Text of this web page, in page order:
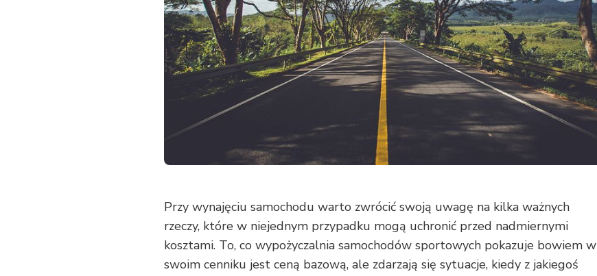
RZECZY
ZWRACAĆ
UWAGĘ
Przy wynajęciu samochodu warto zwrócić swoją uwagę na kilka ważnych
rzeczy, które w niejednym przypadku mogą uchronić przed nadmiernymi
kosztami. To, co wypożyczalnia samochodów sportowych pokazuje bowiem w
swoim cenniku jest ceną bazową, ale zdarzają się sytuacje, kiedy z jakiegoś